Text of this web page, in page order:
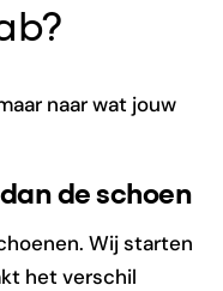
naar wat jouw
de schoen
Wij starten
het verschil